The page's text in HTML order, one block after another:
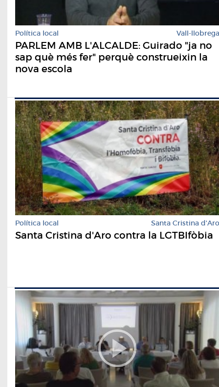
Política local Vall-llobrega
PARLEM AMB L'ALCALDE: Guirado "ja no
sap què més fer" perquè construeixin la
nova escola
Política local Santa Cristina d'Aro
Santa Cristina d'Aro contra la LGTBIfòbia